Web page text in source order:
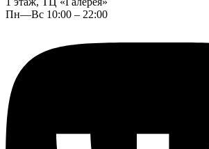
Пн—Вс 10:00 – 22:00